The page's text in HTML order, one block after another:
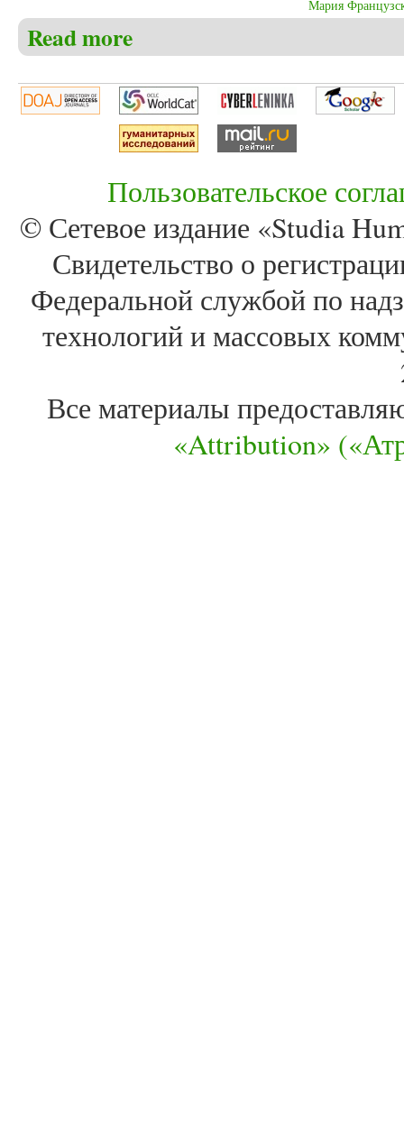
Мария
Read more
Пользовательское
© Сетевое издание «Studia
Свидетельство о
Федеральной службой по
технологий и массовых
Все материалы
«Attribution»